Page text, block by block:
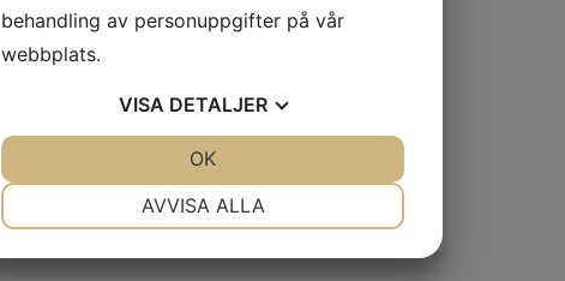
behandling av personuppgifter på vår
webbplats.
VISA DETALJER
AVVISA ALLA
OK